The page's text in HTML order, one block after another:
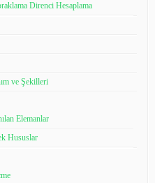
Direnci Hesaplama
ve Şekilleri
Elemanlar
Hususlar